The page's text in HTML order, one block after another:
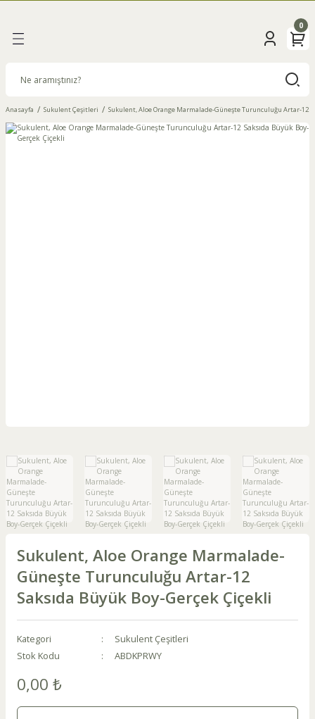
0
Anasayfa Sukulent Çeşitleri Sukulent, Aloe Orange Marmalade-Güneşte Turunculuğu Artar-12
Sukulent, Aloe Orange Marmalade-
Güneşte Turunculuğu Artar-12
Saksıda Büyük Boy-Gerçek Çiçekli
Kategori
Sukulent Çeşitleri
Stok Kodu
ABDKPRWY
0,00 ₺